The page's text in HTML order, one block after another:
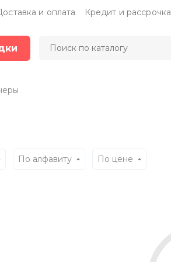
и оплата Кредит и рассрочка
По алфавиту По цене